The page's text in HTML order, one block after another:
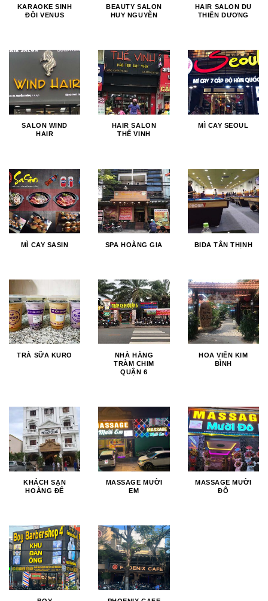
KARAOKE SINH
ĐÔI VENUS
BEAUTY SALON
HUY NGUYỄN
HAIR SALON DU
THIÊN DƯƠNG
SALON WIND
HAIR
HAIR SALON
THẾ VINH
MÌ CAY SEOUL
MÌ CAY SASIN SPA HOÀNG GIA BIDA TÂN THỊNH
TRÀ SỮA KURO
NHÀ HÀNG
TRÀM CHIM
QUẬN 6
HOA VIÊN KIM
BÌNH
KHÁCH SẠN
HOÀNG ĐẾ
MASSAGE MƯỜI
EM
MASSAGE MƯỜI
ĐÔ